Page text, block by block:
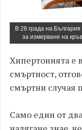
В 28 града на
за измерване на
Хипертонията е
смъртност,
смъртни случая
Само един от